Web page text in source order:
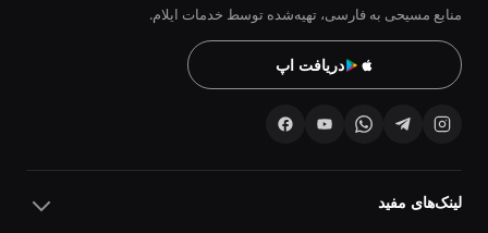
منابع مسیحی به فارسی، تهیه‌شده توسط خدمات ایلام.
دریافت اپ
لینک‌های مفید